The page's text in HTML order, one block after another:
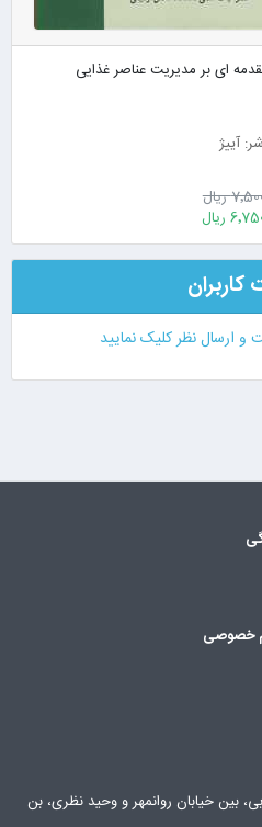
ای بر مدیریت عناصر غذایی
آییژ
ریال
ریال
کاربران
ارسال نظر کلیک نمایید
خصوصی
بین خیابان روانمهر و وحید نظری، بن